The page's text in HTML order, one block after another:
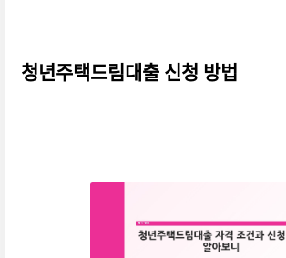
청년주택드림대출 신청 방법